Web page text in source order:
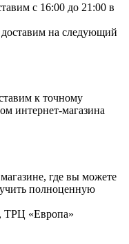
с 16:00 до 21:00 в
на следующий
к точному
интернет-магазина
где вы можете
полноценную
ТРЦ «Европа»